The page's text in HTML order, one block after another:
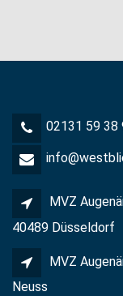
02131 59 38
MVZ
40489 Düsseldorf
MVZ
Neuss